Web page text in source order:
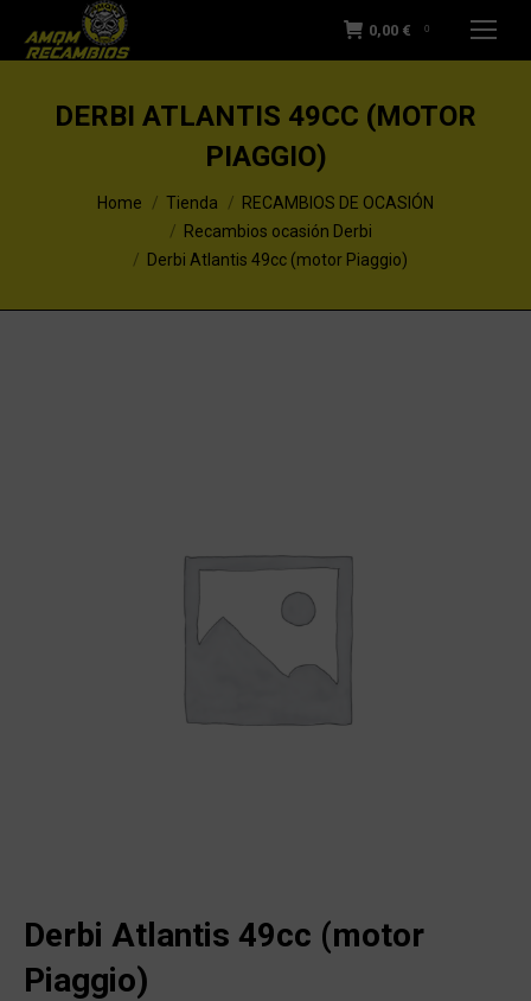
0,00 € 0
DERBI ATLANTIS 49CC (MOTOR
PIAGGIO)
You are here:Home Tienda
RECAMBIOS DE OCASIÓN
Recambios ocasión Derbi
Derbi Atlantis 49cc (motor Piaggio)
Derbi Atlantis 49cc (motor
Piaggio)